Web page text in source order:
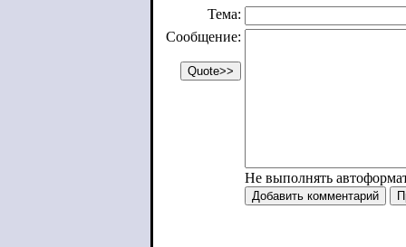
Тема:
Сообщение:
Не выполнять